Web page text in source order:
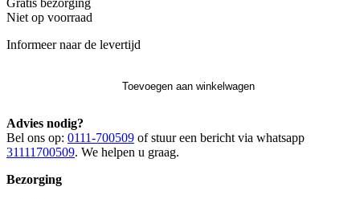
Gratis bezorging
Niet op voorraad
Informeer naar de levertijd
Toevoegen aan winkelwagen
Advies nodig?
Bel ons op: 0111-700509 of stuur een bericht via whatsapp
31111700509. We helpen u graag.
Bezorging